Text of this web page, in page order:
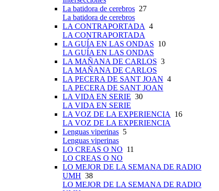
La batidora de cerebros 27
La batidora de cerebros
LA CONTRAPORTADA 4
LA CONTRAPORTADA
LA GUÍA EN LAS ONDAS 10
LA GUÍA EN LAS ONDAS
LA MAÑANA DE CARLOS 3
LA MAÑANA DE CARLOS
LA PECERA DE SANT JOAN 4
LA PECERA DE SANT JOAN
LA VIDA EN SERIE 30
LA VIDA EN SERIE
LA VOZ DE LA EXPERIENCIA
16
LA VOZ DE LA EXPERIENCIA
Lenguas viperinas 5
Lenguas viperinas
LO CREAS O NO 11
LO CREAS O NO
LO MEJOR DE LA SEMANA DE RADIO
UMH 38
LO MEJOR DE LA SEMANA DE RADIO